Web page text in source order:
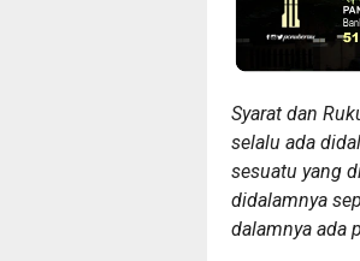
Syarat dan
selalu ada
sesuatu yang
didalamnya
dalamnya ada